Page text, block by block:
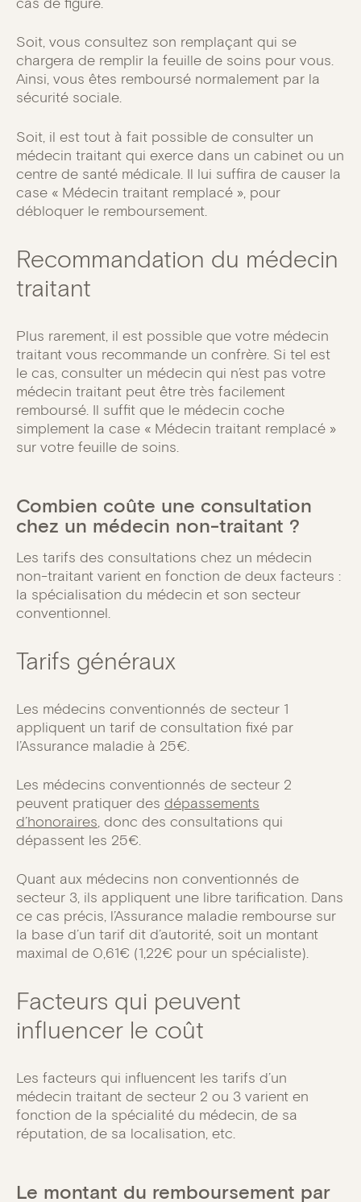
Soit, vous consultez son remplaçant qui se
chargera de remplir la feuille de soins pour vous.
Ainsi, vous êtes remboursé normalement par la
sécurité sociale.
Soit, il est tout à fait possible de consulter un
médecin traitant qui exerce dans un cabinet ou un
centre de santé médicale. Il lui suffira de causer la
case « Médecin traitant remplacé », pour
débloquer le remboursement.
Recommandation du médecin
traitant
Plus rarement, il est possible que votre médecin
traitant vous recommande un confrère. Si tel est
le cas, consulter un médecin qui n’est pas votre
médecin traitant peut être très facilement
remboursé. Il suffit que le médecin coche
simplement la case « Médecin traitant remplacé »
sur votre feuille de soins.
Combien coûte une consultation
chez un médecin non-traitant ?
Les tarifs des consultations chez un médecin
non-traitant varient en fonction de deux facteurs :
la spécialisation du médecin et son secteur
conventionnel.
Tarifs généraux
Les médecins conventionnés de secteur 1
appliquent un tarif de consultation fixé par
l’Assurance maladie à 25€.
Les médecins conventionnés de secteur 2
peuvent pratiquer des dépassements
d’honoraires, donc des consultations qui
dépassent les 25€.
Quant aux médecins non conventionnés de
secteur 3, ils appliquent une libre tarification. Dans
ce cas précis, l’Assurance maladie rembourse sur
la base d’un tarif dit d’autorité, soit un montant
maximal de 0,61€ (1,22€ pour un spécialiste).
Facteurs qui peuvent
influencer le coût
Les facteurs qui influencent les tarifs d’un
médecin traitant de secteur 2 ou 3 varient en
fonction de la spécialité du médecin, de sa
réputation, de sa localisation, etc.
Le montant du remboursement par